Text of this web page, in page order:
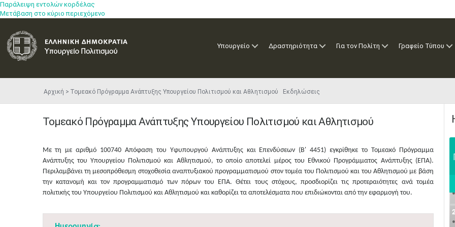
Παράλειψη εντολών κορδέλας
Μετάβαση στο κύριο περιεχόμενο
Υπουργείο Δραστηριότητα Για τον Πολίτη Γραφείο Τύπου
Αρχική Τομεακό Πρόγραμμα Ανάπτυξης Υπουργείου Πολιτισμού και Αθλητισμού Εκδηλώσεις
Τομεακό Πρόγραμμα Ανάπτυξης Υπουργείου Πολιτισμού και Αθλητισμού
Με τη με αριθμό 100740 Απόφαση του Υφυπουργού Ανάπτυξης και Επενδύσεων (Β' 4451) εγκρίθηκε το Τομεακό Πρόγραμμα
Ανάπτυξης του Υπουργείου Πολιτισμού και Αθλητισμού, το οποίοαποτελεί μέρος του Εθνικού Προγράμματος Ανάπτυξης(ΕΠΑ).
Περιλαμβάνειτη μεσοπρόθεσμη στοχοθεσία αναπτυξιακού προγραμματισμού στον τομέατου Πολιτισμού και του Αθλητισμού με βάση
την κατανομή και τον προγραμματισμό των πόρων του ΕΠΑ. Θέτει τους στόχους, προσδιορίζει τις προτεραιότητες ανά τομέα
πολιτικήςτου Υπουργείου Πολιτισμού και Αθλητισμού και καθορίζει τα αποτελέσματα που επιδιώκονται από την εφαρμογή του.
•
•